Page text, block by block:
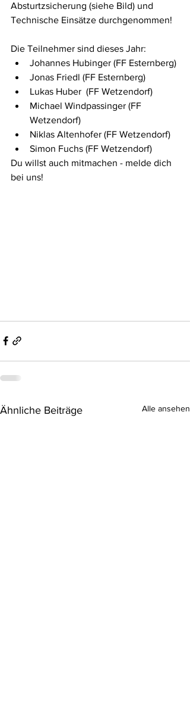
Absturtzsicherung (siehe Bild) und
Technische Einsätze durchgenommen!
Die Teilnehmer sind dieses Jahr:
Johannes Hubinger (FF Esternberg)
Jonas Friedl (FF Esternberg)
Lukas Huber  (FF Wetzendorf)
Michael Windpassinger (FF
Wetzendorf)
Niklas Altenhofer (FF Wetzendorf)
Simon Fuchs (FF Wetzendorf)
Du willst auch mitmachen - melde dich
bei uns!
Ähnliche Beiträge Alle ansehen